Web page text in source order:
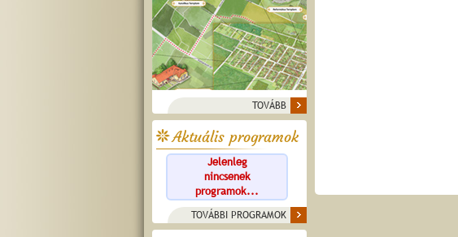
TOVÁBB
Aktuális programok
Jelenleg
nincsenek
programok...
TOVÁBBI PROGRAMOK